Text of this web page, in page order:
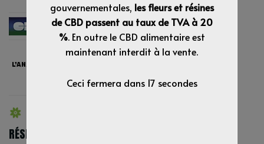
Carte de crédit & Virement
RÉSINE TRADITIONNELLE ET APPRÉCIÉE
gouvernementales, les fleurs et résines
de CBD passent au taux de TVA à 20
%. En outre le CBD alimentaire est
maintenant interdit à la vente.
Ceci fermera dans 16 secondes